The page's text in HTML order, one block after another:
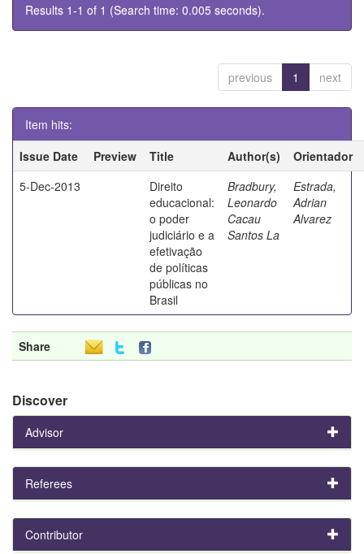
Results 1-1 of 1 (Search time: 0.005 seconds).
previous 1 next
Item hits:
Issue Date
Preview Title Author(s)
Orientador
5-Dec-2013
Direito
educacional:
o poder
judiciário e a
efetivação
de políticas
públicas no
Brasil
Bradbury,
Leonardo
Cacau
Santos La
Estrada,
Adrian
Alvarez
Share
Discover
Advisor
Referees
Contributor